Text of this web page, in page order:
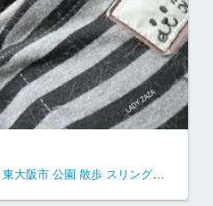
東大阪市 公園 散歩 スリングバッグ